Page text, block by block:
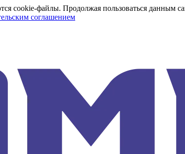
cookie-файлы. Продолжая пользоваться данным
соглашением